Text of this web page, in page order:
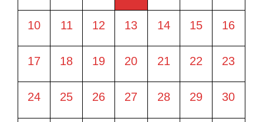
10 11 12 13 14 15 16
17 18 19 20 21 22 23
24 25 26 27 28 29 30